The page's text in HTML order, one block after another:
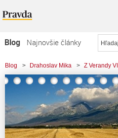
Blog
Najnovšie články
Najčítanejšie články
Najkomentovanejšie články
Zoznam blogov
Komerčné blogy
Blog > Drahoslav Mika > Z Verandy VIII